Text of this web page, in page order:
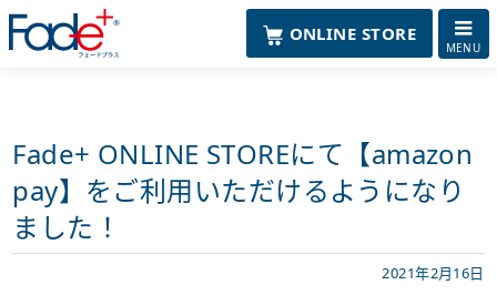
ONLINE STORE
MENU
Fade+ ONLINE STOREにて【amazon
pay】をご利用いただけるようになり
ました！
2021年2月16日